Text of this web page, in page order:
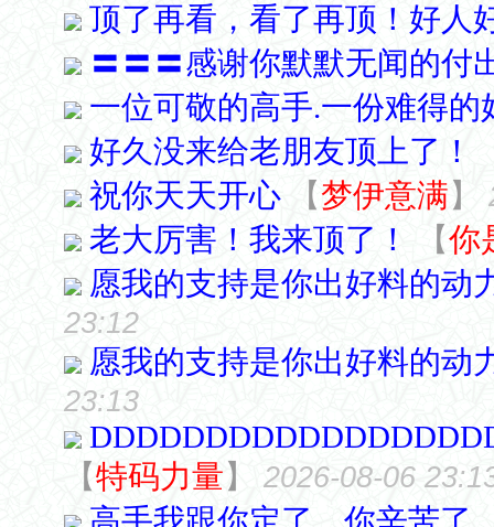
顶了再看，看了再顶！好人
〓〓〓感谢你默默无闻的付
一位可敬的高手.一份难得的
好久没来给老朋友顶上了！
祝你天天开心
【梦伊意满】
老大厉害！我来顶了！ 【你
愿我的支持是你出好料的
23:12
愿我的支持是你出好料的
23:13
【特码力量】 2026-08-06